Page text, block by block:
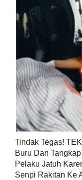
Tindak Tegas!
Buru Dan
Pelaku Jatuh
Senpi Rakitan Ke